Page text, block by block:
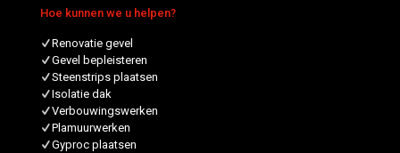
Hoe kunnen we u helpen?
Renovatie gevel
Gevel bepleisteren
Steenstrips plaatsen
Isolatie dak
Verbouwingswerken
Plamuurwerken
Gyproc plaatsen